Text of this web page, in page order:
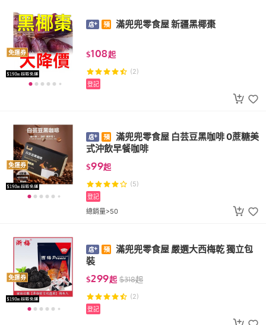
免運券
滿兜兜零食屋 新疆黑椰棗
$108起
(2)
登記
免運券
滿兜兜零食屋 白芸豆黑咖啡 0蔗糖美
式沖飲早餐咖啡
$99起
(5)
總銷量>50
登記
免運券
滿兜兜零食屋 嚴選大西梅乾 獨立包
裝
$299起 $318起
(2)
登記